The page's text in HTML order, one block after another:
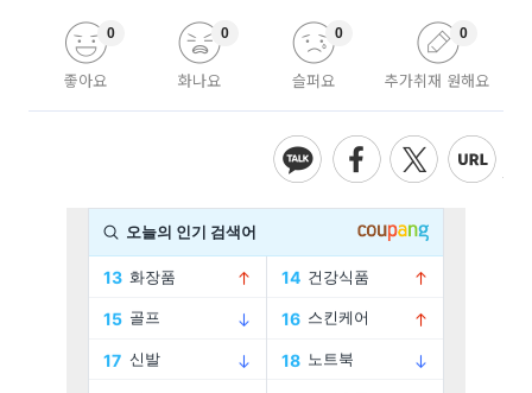
좋아요
0
화나요
0
슬퍼요
0
추가취재 원해요
0